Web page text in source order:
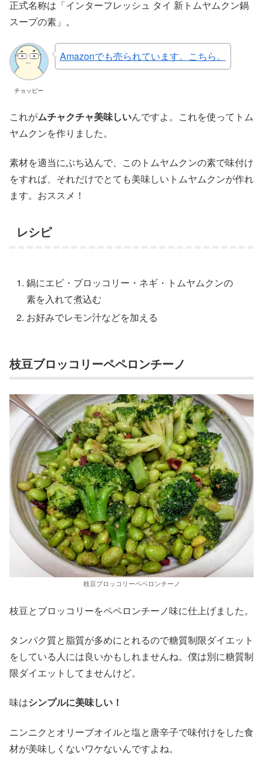
正式名称は「インターフレッシュ タイ 新トムヤムクン鍋
スープの素」。
チョッピー
Amazonでも売られています。こちら。
これがムチャクチャ美味しいんですよ。これを使ってトム
ヤムクンを作りました。
素材を適当にぶち込んで、このトムヤムクンの素で味付け
をすれば、それだけでとても美味しいトムヤムクンが作れ
ます。おススメ！
レシピ
鍋にエビ・ブロッコリー・ネギ・トムヤムクンの
素を入れて煮込む
お好みでレモン汁などを加える
枝豆ブロッコリーペペロンチーノ
枝豆ブロッコリーペペロンチーノ
枝豆とブロッコリーをペペロンチーノ味に仕上げました。
タンパク質と脂質が多めにとれるので糖質制限ダイエット
をしている人には良いかもしれませんね。僕は別に糖質制
限ダイエットしてませんけど。
味はシンプルに美味しい！
ニンニクとオリーブオイルと塩と唐辛子で味付けをした食
材が美味しくないワケないんですよね。